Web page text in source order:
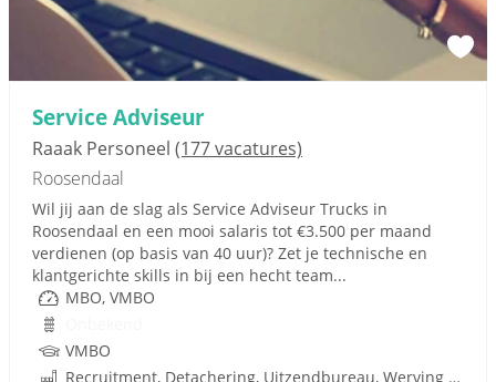
Service Adviseur
Raaak Personeel (177 vacatures)
Roosendaal
Wil jij aan de slag als Service Adviseur Trucks in
Roosendaal en een mooi salaris tot €3.500 per maand
verdienen (op basis van 40 uur)? Zet je technische en
klantgerichte skills in bij een hecht team...
MBO, VMBO
VMBO
Recruitment, Detachering, Uitzendbureau, Werving en Selectie